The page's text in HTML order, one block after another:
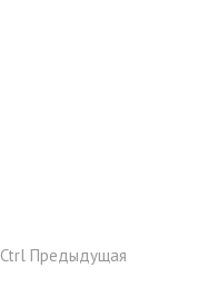
Ctrl Предыдущая